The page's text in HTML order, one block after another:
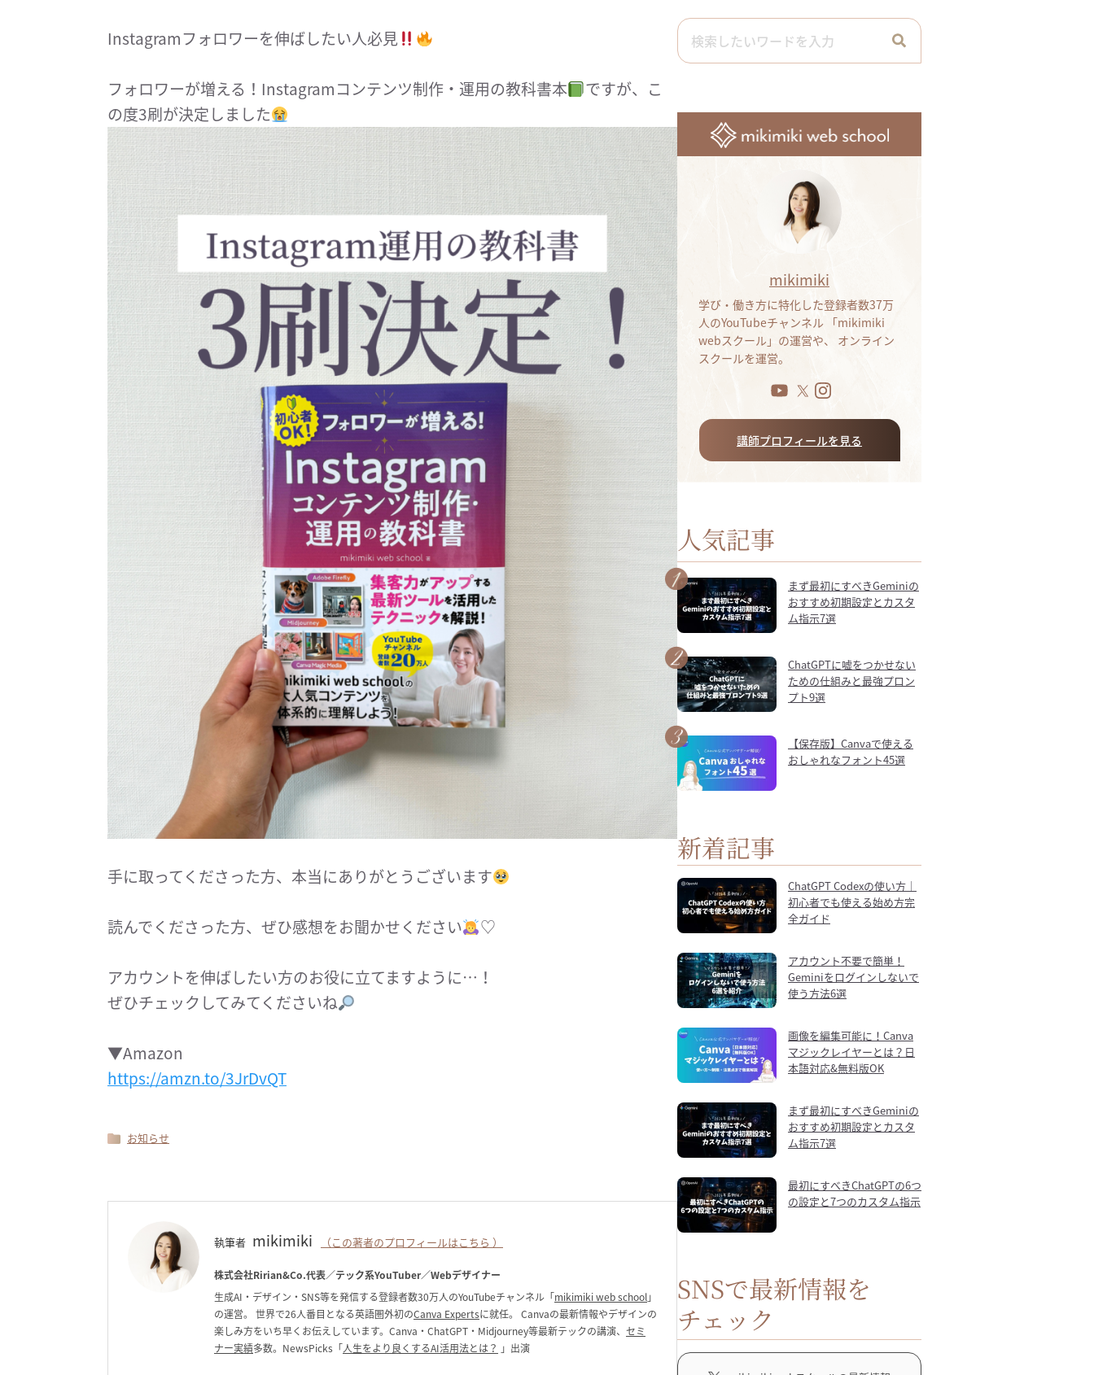
Instagramフォロワーを伸ばしたい人必見
フォロワーが増える！Instagramコンテンツ制作・運用の教科書本
ですが、こ
の度3刷が決定しました
手に取ってくださった方、本当にありがとうございます
読んでくださった方、ぜひ感想をお聞かせください ♡
アカウントを伸ばしたい方のお役に立てますように…！
ぜひチェックしてみてくださいね
▼Amazon
https://amzn.to/3JrDvQT
お知らせ
執筆者 mikimiki （この著者のプロフィールはこちら ）
株式会社Ririan&Co.代表／テック系YouTuber／Webデザイナー
生成AI・デザイン・SNS等を発信する登録者数30万人のYouTubeチャンネル「mikimiki web school」
の運営。 世界で26人番目となる英語圏外初のCanva Expertsに就任。 Canvaの最新情報やデザインの
楽しみ方をいち早くお伝えしています。Canva・ChatGPT・Midjourney等最新テックの講演、 セミ
ナー実績多数。NewsPicks「人生をより良くするAI活用法とは？ 」出演
mikimiki
学び・働き方に特化した登録者数37万
人のYouTubeチャンネル 「mikimiki
webスクール」の運営や、 オンライン
スクールを運営。
講師プロフィールを見る
人気記事
まず最初にすべきGeminiの
おすすめ初期設定とカスタ
ム指示7選
ChatGPTに嘘をつかせない
ための仕組みと最強プロン
プト9選
【保存版】Canvaで使える
おしゃれなフォント45選
新着記事
ChatGPT Codexの使い方｜
初心者でも使える始め方完
全ガイド
アカウント不要で簡単！
Geminiをログインしないで
使う方法6選
画像を編集可能に！Canva
マジックレイヤーとは？日
本語対応&無料版OK
まず最初にすべきGeminiの
おすすめ初期設定とカスタ
ム指示7選
最初にすべきChatGPTの6つ
の設定と7つのカスタム指示
SNSで最新情報を
チェック